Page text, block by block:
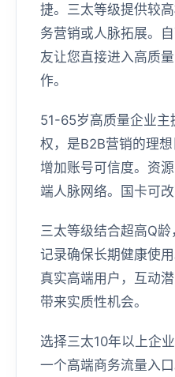
捷。三太等级提供较
务营销或人脉拓展。
友让您直接进入高质
作。
51-65岁高质量企业主
权，是B2B营销的理
增加账号可信度。资
端人脉网络。国卡可
三太等级结合超高Q
记录确保长期健康使
真实高端用户，互动
带来实质性机会。
选择三太10年以上企
一个高端商务流量入